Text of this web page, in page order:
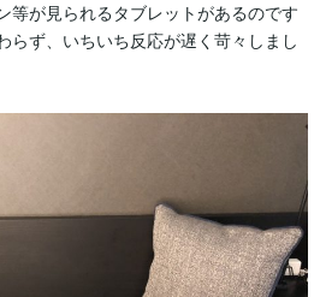
等が見られるタブレットがあるのです
らず、いちいち反応が遅く苛々しまし